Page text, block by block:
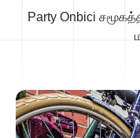
Party Onbici